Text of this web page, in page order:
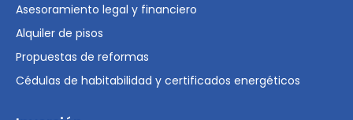
Asesoramiento legal y financiero
Alquiler de pisos
Propuestas de reformas
Cédulas de habitabilidad y certificados energéticos